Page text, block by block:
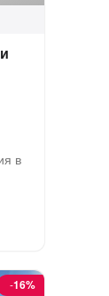
в
-16%